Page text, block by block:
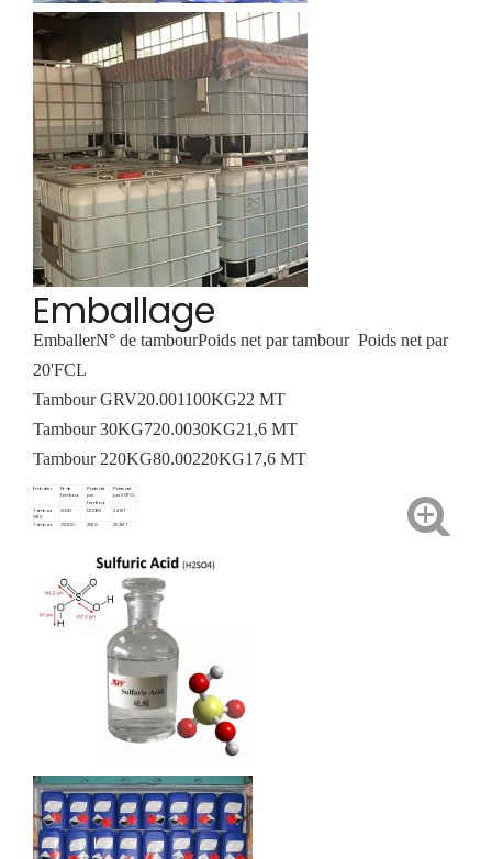
Emballage
EmballerN° de tambourPoids net par tambour Poids net par
20'FCL
Tambour GRV20.001100KG22 MT
Tambour 30KG720.0030KG21,6 MT
Tambour 220KG80.00220KG17,6 MT
Emballer N° de
tambour
Poids net
par
tambour
Poids net
par 20'FCL
Tambour
GRV
20.00 1200KG 24 MT
Tambour
720.00 35KG 25.2MT